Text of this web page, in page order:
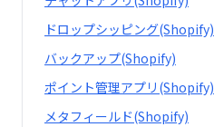
ドロップシッピング(Shopify)
バックアップ(Shopify)
ポイント管理アプリ(Shopify)
メタフィールド(Shopify)